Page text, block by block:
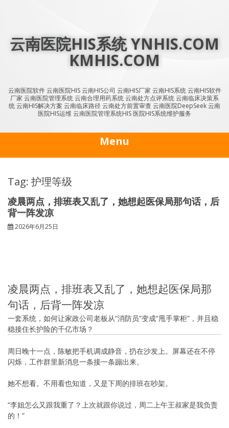
云南医院HIS系统 YNHIS.COM
KMHIS.COM
云南医院软件 云南医院HIS 云南HIS公司 云南HIS厂家 云南HIS系统 云南HIS软件
厂家 云南医院管理系统 云南合理用药系统 云南处方点评系统 云南临床决策系
统 云南HIS解决方案 云南临床路径 云南处方前置审查 云南医院DeepSeek 云南
医院HIS运维 云南医院管理系统HIS 医院HIS系统维护服务
Menu
Tag: 护理等级
凌晨两点，排班表又乱了，她想起医保局那句话，后
背一阵发凉
2026年6月25日
凌晨两点，排班表又乱了，她想起医保局那
句话，后背一阵发凉
一套系统，如何让家政公司老板从“消防员”变成“甩手掌柜”，并且稳
稳接住长护险的千亿市场？
周日晚十一点，陈敏把手机调成静音，扔在沙发上。屏幕还在不停
闪烁，工作群里新消息一条接一条蹦出来。
她不想看。不用看也知道，又是下周的排班在吵架。
“李姐怎么又跟我重了？上次就跟你说过，周二上午王叔家是我负责
的！”